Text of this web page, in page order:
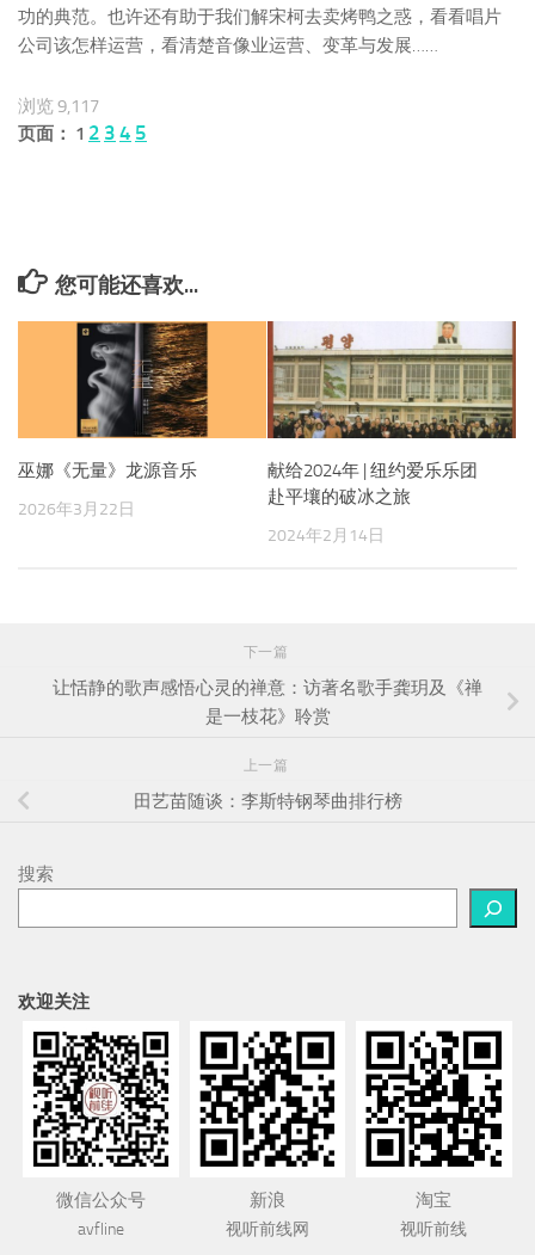
功的典范。也许还有助于我们解宋柯去卖烤鸭之惑，看看唱片
公司该怎样运营，看清楚音像业运营、变革与发展……
浏览 9,117
页面： 1 2 3 4 5
您可能还喜欢...
巫娜《无量》龙源音乐
2026年3月22日
献给2024年 | 纽约爱乐乐团
赴平壤的破冰之旅
2024年2月14日
下一篇
让恬静的歌声感悟心灵的禅意：访著名歌手龚玥及《禅
是一枝花》聆赏
上一篇
田艺苗随谈：李斯特钢琴曲排行榜
搜索
欢迎关注
微信公众号
avfline
新浪
视听前线网
淘宝
视听前线